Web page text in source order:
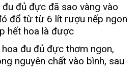
đủ đực đã sao vàng vào
đổ từ từ 6 lít rượu nếp ngon
hết hoa là được
đu đủ đực thơm ngon,
nguyên chất vào bình, sau